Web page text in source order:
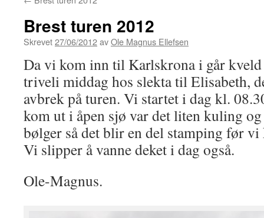
Brest turen 2012
Skrevet27/06/2012avOle Magnus Ellefsen
Da vi kom inn til Karlskrona i går
triveli middag hos slekta til Elisabeth,
avbrek på turen. Vi startet i dag kl.
kom ut i åpen sjø var det liten kuling
bølger så det blir en del stamping før
Vi slipper å vanne deket i dag også.
Ole-Magnus.